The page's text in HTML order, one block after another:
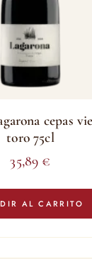
cepas
toro 75cl
35,89 €
AL CARRITO